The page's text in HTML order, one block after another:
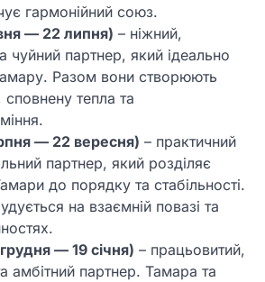
гармонійний союз.
— 22 липня) – ніжний,
чуйний партнер, який ідеально
Разом вони створюють
сповнену тепла та
— 22 вересня) – практичний
партнер, який розділяє
до порядку та стабільності.
на взаємній повазі та
— 19 січня) – працьовитий,
амбітний партнер. Тамара та